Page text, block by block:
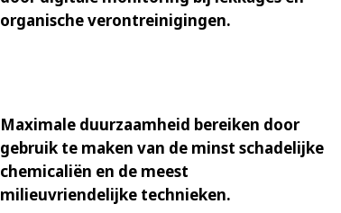
organische verontreinigingen.
Maximale duurzaamheid bereiken door
gebruik te maken van de minst schadelijke
chemicaliën en de meest
milieuvriendelijke technieken.